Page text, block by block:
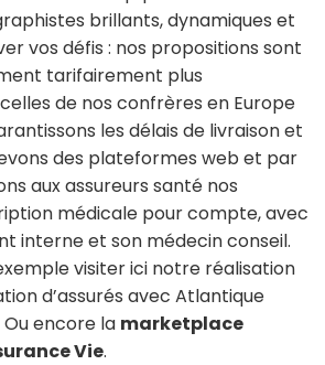
brillants, dynamiques et
vos défis : nos propositions sont
tarifairement plus
de nos confrères en Europe
les délais de livraison et
des plateformes web et par
aux assureurs santé nos
médicale pour compte, avec
interne et son médecin conseil.
visiter ici notre réalisation
d’assurés avec Atlantique
Ou encore la marketplace
Vie.